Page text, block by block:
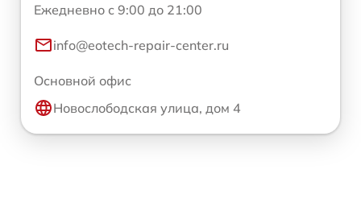
Ежедневно с 9:00 до 21:00
info@eotech-repair-center.ru
Основной офис
Новослободская улица, дом 4